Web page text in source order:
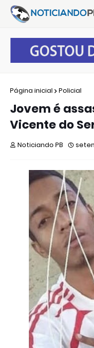
Página inicial Policial
Jovem é
Vicente do
Noticiando PB